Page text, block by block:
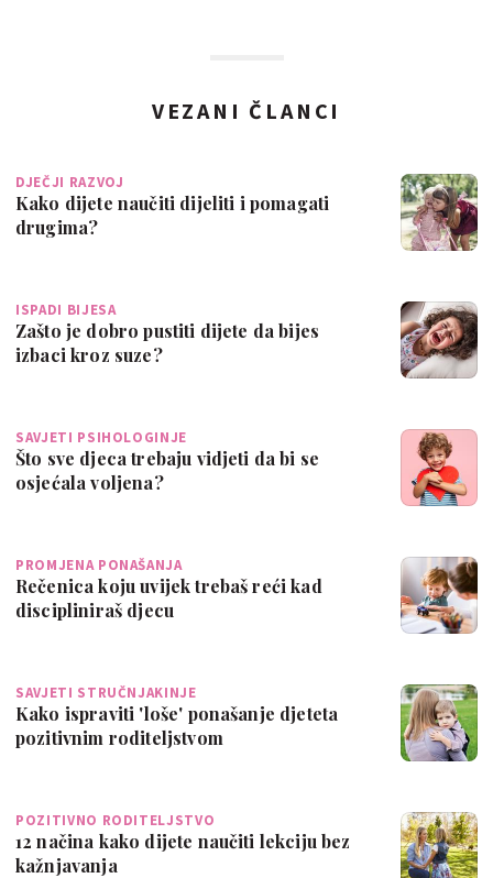
VEZANI ČLANCI
DJEČJI RAZVOJ
Kako dijete naučiti dijeliti i pomagati
drugima?
ISPADI BIJESA
Zašto je dobro pustiti dijete da bijes
izbaci kroz suze?
SAVJETI PSIHOLOGINJE
Što sve djeca trebaju vidjeti da bi se
osjećala voljena?
PROMJENA PONAŠANJA
Rečenica koju uvijek trebaš reći kad
discipliniraš djecu
SAVJETI STRUČNJAKINJE
Kako ispraviti 'loše' ponašanje djeteta
pozitivnim roditeljstvom
POZITIVNO RODITELJSTVO
12 načina kako dijete naučiti lekciju bez
kažnjavanja